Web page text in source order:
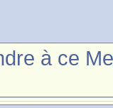
à ce